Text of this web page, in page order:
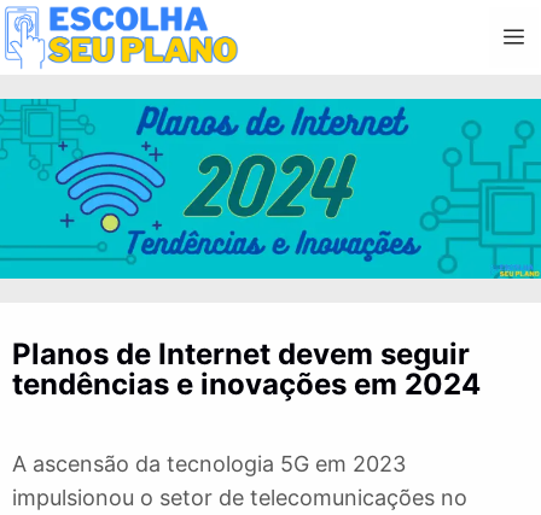
Pular
para
conteúdo
Planos de Internet devem seguir
tendências e inovações em 2024
A ascensão da tecnologia 5G em 2023
impulsionou o setor de telecomunicações no